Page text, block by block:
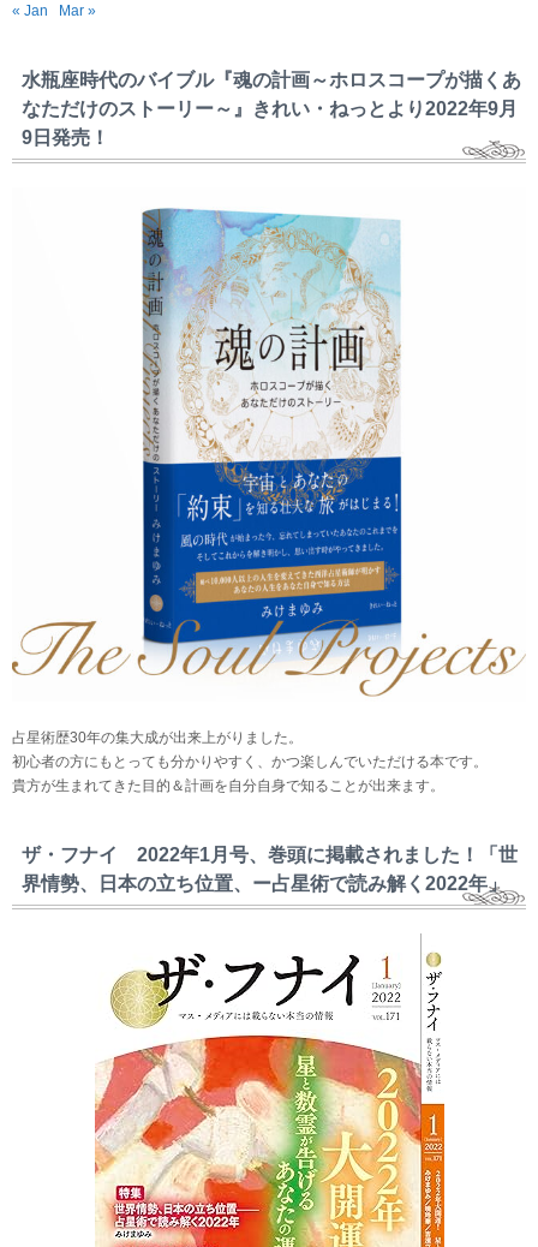
« Jan
Mar »
水瓶座時代のバイブル『魂の計画～ホロスコープが描くあ
なただけのストーリー～』きれい・ねっとより2022年9月
9日発売！
占星術歴30年の集大成が出来上がりました。
初心者の方にもとっても分かりやすく、かつ楽しんでいただける本です。
貴方が生まれてきた目的＆計画を自分自身で知ることが出来ます。
ザ・フナイ 2022年1月号、巻頭に掲載されました！「世
界情勢、日本の立ち位置、ー占星術で読み解く2022年」